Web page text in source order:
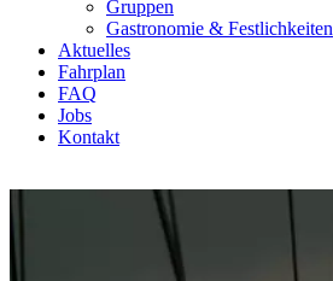
Gruppen
Gastronomie & Festlichkeiten
Aktuelles
Fahrplan
FAQ
Jobs
Kontakt